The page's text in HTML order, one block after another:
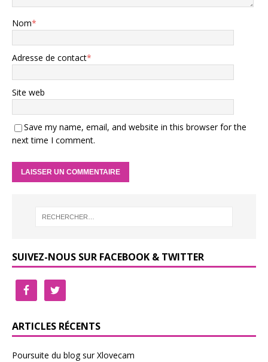
Nom*
Adresse de contact*
Site web
Save my name, email, and website in this browser for the
next time I comment.
SUIVEZ-NOUS SUR FACEBOOK & TWITTER
ARTICLES RÉCENTS
Poursuite du blog sur Xlovecam